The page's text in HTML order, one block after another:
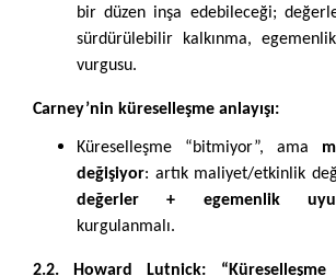
bir düzen inşa edebileceği;
sürdürülebilir kalkınma,
vurgusu.
Carney’nin küreselleşme anlayışı:
Küreselleşme “bitmiyor”, ama
değişiyor: artık maliyet/etkinlik
değerler + egemenlik
kurgulanmalı.
2.2. Howard Lutnick: “Küreselleşme